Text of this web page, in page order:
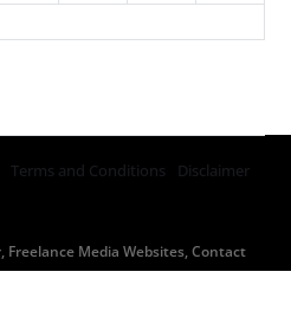
Freelance Media Websites, Contact
Terms and Conditions
Disclaimer